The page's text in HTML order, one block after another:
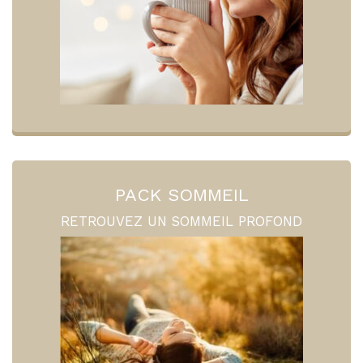
PACK SOMMEIL
RETROUVEZ UN SOMMEIL PROFOND